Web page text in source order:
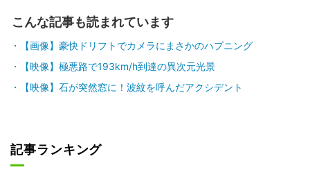
こんな記事も読まれています
【画像】豪快ドリフトでカメラにまさかのハプニング
【映像】極悪路で193km/h到達の異次元光景
【映像】石が突然窓に！波紋を呼んだアクシデント
記事ランキング